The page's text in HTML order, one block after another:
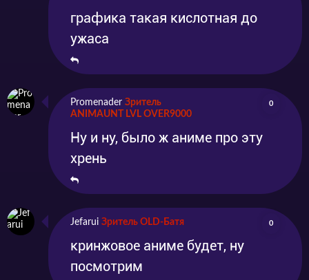
графика такая кислотная до
ужаса
Promenader Зритель
ANIMAUNT LVL OVER9000
0
Ну и ну, было ж аниме про эту
хрень
Jefarui Зритель OLD-Батя 0
кринжовое аниме будет, ну
посмотрим